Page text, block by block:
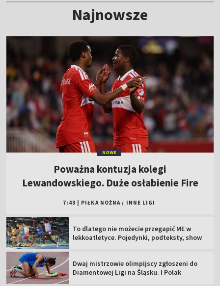
Najnowsze
NOWE
Poważna kontuzja kolegi
Lewandowskiego. Duże osłabienie Fire
7:43 PIŁKA NOŻNA / INNE LIGI
To dlatego nie możecie przegapić ME w
lekkoatletyce. Pojedynki, podteksty, show
Dwaj mistrzowie olimpijscy zgłoszeni do
Diamentowej Ligi na Śląsku. I Polak